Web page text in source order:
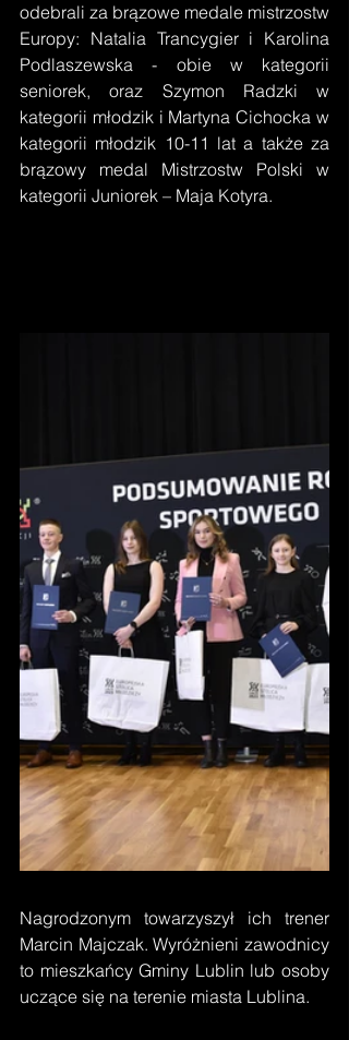
odebrali za brązowe medale mistrzostw
Europy: Natalia Trancygier i Karolina
Podlaszewska - obie w kategorii
seniorek, oraz Szymon Radzki w
kategorii młodzik i Martyna Cichocka w
kategorii młodzik 10-11 lat a także za
brązowy medal Mistrzostw Polski w
kategorii Juniorek – Maja Kotyra.
Nagrodzonym towarzyszył ich trener
Marcin Majczak. Wyróżnieni zawodnicy
to mieszkańcy Gminy Lublin lub osoby
uczące się na terenie miasta Lublina.